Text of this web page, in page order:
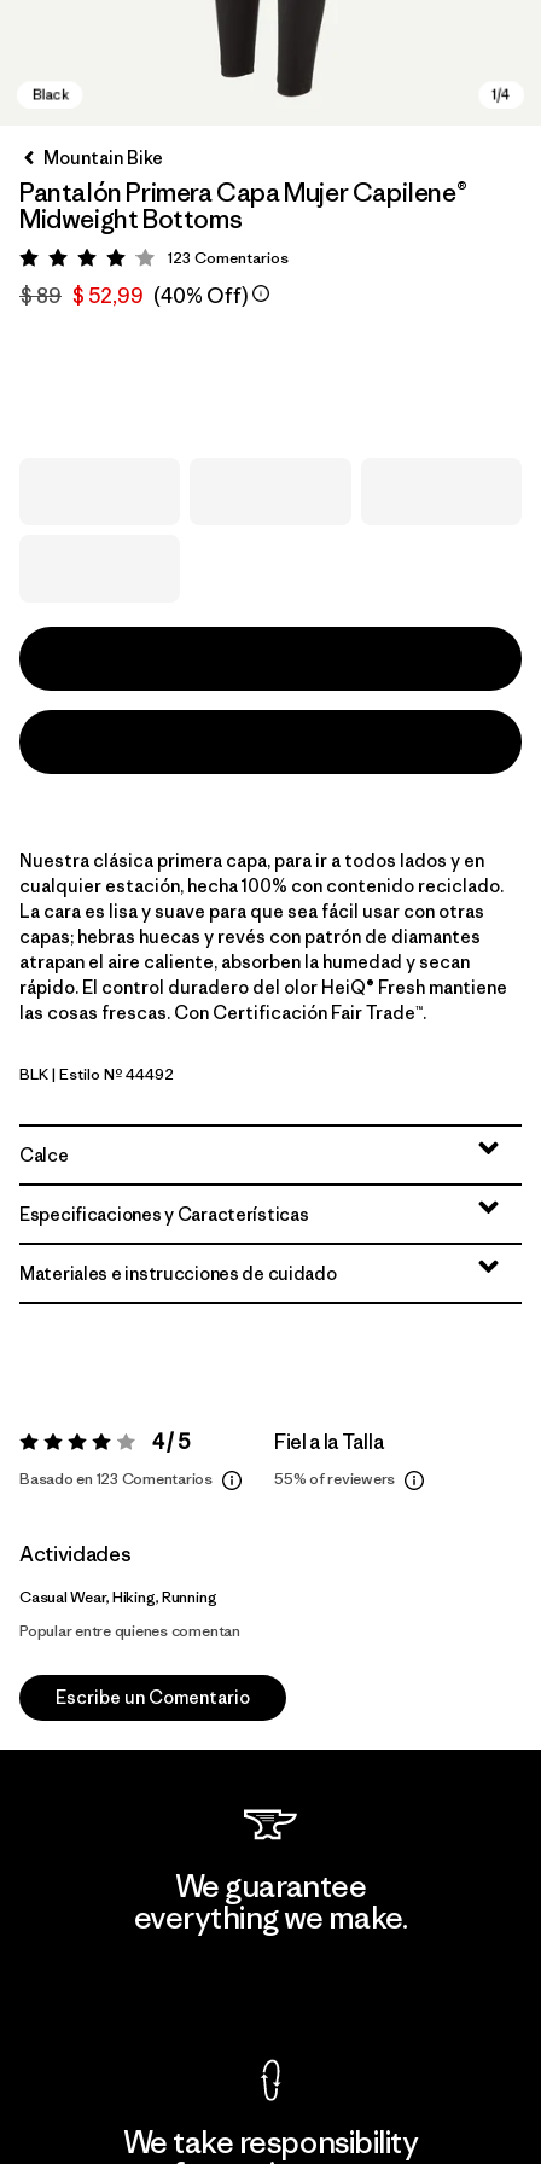
Mountain Bike
Pantalón Primera Capa Mujer Capilene®
Midweight Bottoms
Valoración: 4 / 5
123 Comentarios
$ 89 $ 52,99 (40% Off)
Nuestra clásica primera capa, para ir a todos lados y en
cualquier estación, hecha 100% con contenido reciclado.
La cara es lisa y suave para que sea fácil usar con otras
capas; hebras huecas y revés con patrón de diamantes
atrapan el aire caliente, absorben la humedad y secan
rápido. El control duradero del olor HeiQ® Fresh mantiene
las cosas frescas. Con Certificación Fair Trade™.
Black
BLK| Estilo Nº 44492
Calce
Especificaciones y Características
Materiales e instrucciones de cuidado
Valoración:4 / 5 4 / 5
Basado en 123 Comentarios
Fiel a la Talla
55%of reviewers
Actividades
Casual Wear, Hiking, Running
Popular entre quienes comentan
Escribe un Comentario
We guarantee
everything we make.
We take responsibility